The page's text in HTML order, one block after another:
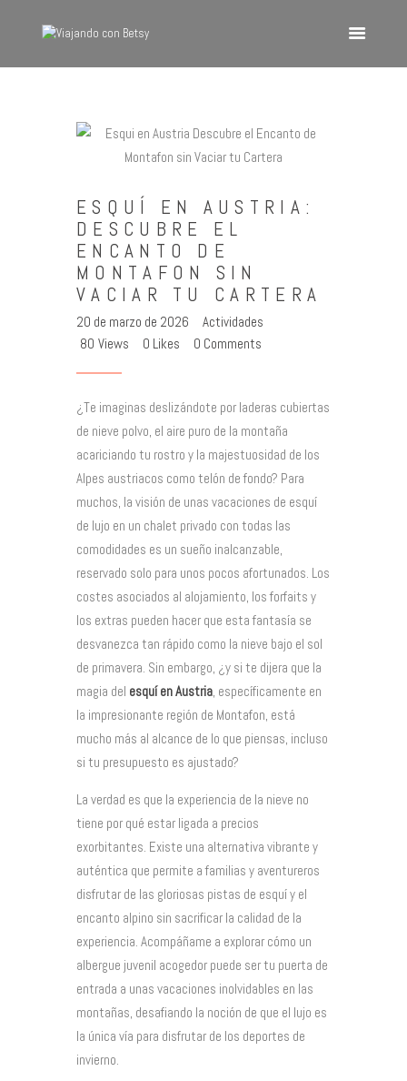
VIAJANDO CON BETSY
Inicio
Europa
América
Asia
Quienes Somos
Contacto
ESQUÍ EN AUSTRIA:
DESCUBRE EL
ENCANTO DE
MONTAFON SIN
VACIAR TU CARTERA
20 de marzo de 2026
Actividades
80 Views 0 Likes 0 Comments
¿Te imaginas deslizándote por laderas cubiertas
de nieve polvo, el aire puro de la montaña
acariciando tu rostro y la majestuosidad de los
Alpes austriacos como telón de fondo? Para
muchos, la visión de unas vacaciones de esquí
de lujo en un chalet privado con todas las
comodidades es un sueño inalcanzable,
reservado solo para unos pocos afortunados. Los
costes asociados al alojamiento, los forfaits y
los extras pueden hacer que esta fantasía se
desvanezca tan rápido como la nieve bajo el sol
de primavera. Sin embargo, ¿y si te dijera que la
magia del esquí en Austria, específicamente en
la impresionante región de Montafon, está
mucho más al alcance de lo que piensas, incluso
si tu presupuesto es ajustado?
La verdad es que la experiencia de la nieve no
tiene por qué estar ligada a precios
exorbitantes. Existe una alternativa vibrante y
auténtica que permite a familias y aventureros
disfrutar de las gloriosas pistas de esquí y el
encanto alpino sin sacrificar la calidad de la
experiencia. Acompáñame a explorar cómo un
albergue juvenil acogedor puede ser tu puerta de
entrada a unas vacaciones inolvidables en las
montañas, desafiando la noción de que el lujo es
la única vía para disfrutar de los deportes de
invierno.